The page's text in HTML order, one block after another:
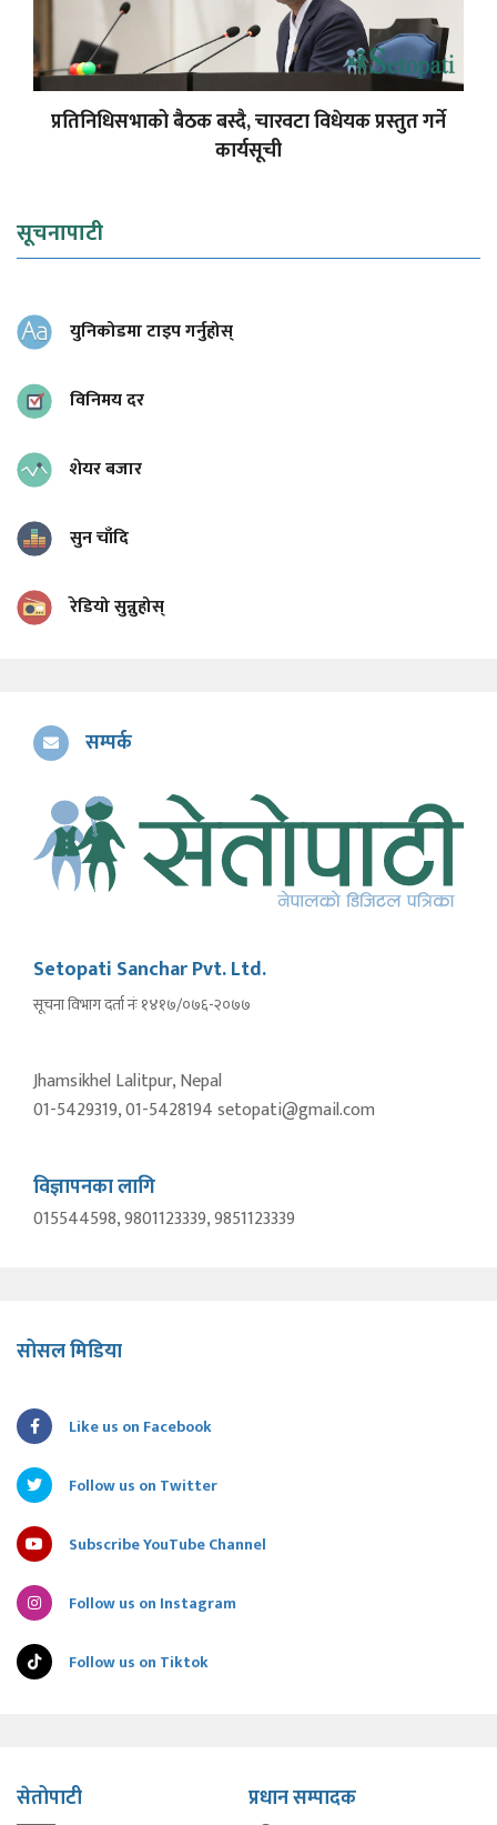
प्रतिनिधिसभाको बैठक बस्दै, चारवटा विधेयक प्रस्तुत गर्ने
कार्यसूची
सूचनापाटी
युनिकोडमा टाइप गर्नुहोस्
विनिमय दर
शेयर बजार
सुन चाँदि
रेडियो सुन्नुहोस्
सम्पर्क
Setopati Sanchar Pvt. Ltd.
सूचना विभाग दर्ता नंः १४१७/०७६-२०७७
Jhamsikhel Lalitpur, Nepal
01-5429319, 01-5428194 setopati@gmail.com
विज्ञापनका लागि
015544598, 9801123339, 9851123339
सोसल मिडिया
Like us on Facebook
Follow us on Twitter
Subscribe YouTube Channel
Follow us on Instagram
Follow us on Tiktok
सेतोपाटी प्रधान सम्पादक